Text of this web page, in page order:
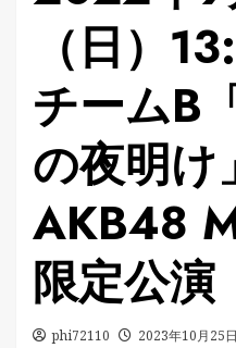
（日）
チームB
の夜明け
AKB48
限定公演
phi72110 2023年10月25日